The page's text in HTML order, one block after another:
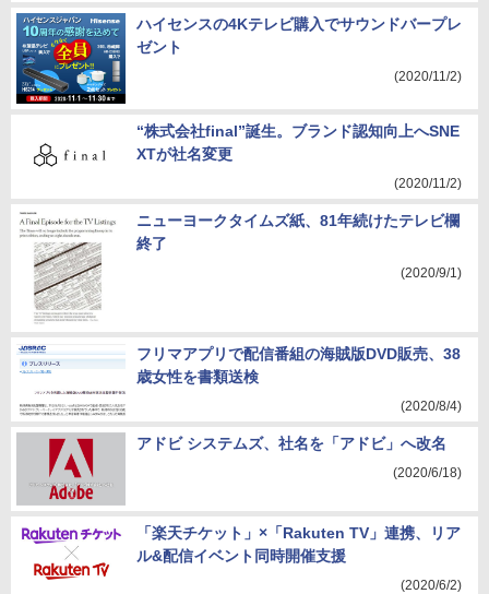
ハイセンスの4Kテレビ購入でサウンドバープレ
ゼント
(2020/11/2)
“株式会社final”誕生。ブランド認知向上へSNE
XTが社名変更
(2020/11/2)
ニューヨークタイムズ紙、81年続けたテレビ欄
終了
(2020/9/1)
フリマアプリで配信番組の海賊版DVD販売、38
歳女性を書類送検
(2020/8/4)
アドビ システムズ、社名を「アドビ」へ改名
(2020/6/18)
「楽天チケット」×「Rakuten TV」連携、リア
ル&配信イベント同時開催支援
(2020/6/2)